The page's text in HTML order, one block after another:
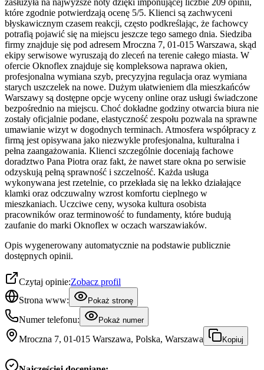
zasłużyła na najwyższe noty dzięki imponującej liczbie 209 opinii,
które zgodnie potwierdzają ocenę 5/5. Klienci są zachwyceni
błyskawicznym czasem reakcji, często podkreślając, że fachowcy
potrafią pojawić się na miejscu jeszcze tego samego dnia. Siedziba
firmy znajduje się pod adresem Mroczna 7, 01-015 Warszawa, skąd
ekipy serwisowe wyruszają do zleceń na terenie całego miasta. W
ofercie Oknoflex znajduje się kompleksowa naprawa okien,
profesjonalna wymiana szyb, precyzyjna regulacja oraz wymiana
starych uszczelek na nowe. Dużym ułatwieniem dla mieszkańców
Warszawy są dostępne opcje wyceny online oraz usługi świadczone
bezpośrednio na miejscu. Choć dokładne godziny otwarcia biura nie
zostały oficjalnie podane, elastyczność zespołu pozwala na sprawne
umawianie wizyt w dogodnych terminach. Atmosfera współpracy z
firmą jest opisywana jako niezwykle profesjonalna, kulturalna i
pełna zaangażowania. Klienci szczególnie doceniają fachowe
doradztwo Pana Piotra oraz fakt, że nawet stare okna po serwisie
odzyskują pełną sprawność i szczelność. Każda usługa
wykonywana jest rzetelnie, co przekłada się na lekko działające
klamki oraz odczuwalny wzrost komfortu cieplnego w
mieszkaniach. Uczciwe ceny, wysoka kultura osobista
pracowników oraz terminowość to fundamenty, które budują
zaufanie do marki Oknoflex w oczach warszawiaków.
Opis wygenerowany automatycznie na podstawie publicznie
dostępnych opinii.
Czytaj opinie:Zobacz profil
Strona www:
Pokaż stronę
Numer telefonu: Pokaż numer
Mroczna 7, 01-015 Warszawa, Polska, Warszawa Kopiuj